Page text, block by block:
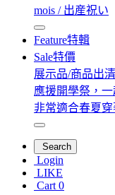
mois / 出産祝い
Feature特輯
Sale特價
展示品/商品出清
應援開學祭，一
非常適合春夏穿
Search
Login
LIKE
Cart 0